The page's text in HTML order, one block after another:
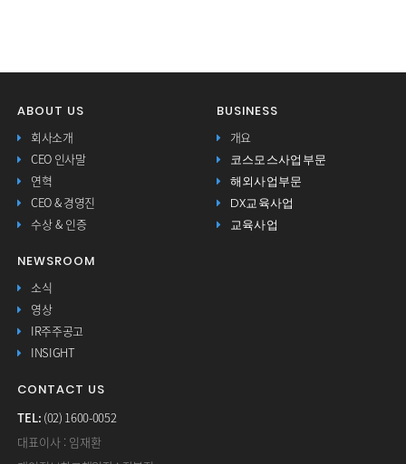
ABOUT US
회사소개
CEO 인사말
연혁
CEO & 경영진
수상 & 인증
BUSINESS
개요
코스모스사업부문
해외사업부문
DX교육사업
교육사업
NEWSROOM
소식
영상
IR주주공고
INSIGHT
CONTACT US
TEL: (02) 1600-0052
대표이사 : 임재환